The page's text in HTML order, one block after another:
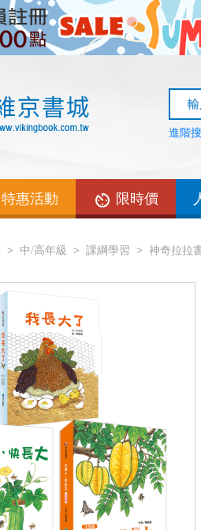
進階
特惠活動 限時價
中/高年級 課綱學習 神奇拉拉